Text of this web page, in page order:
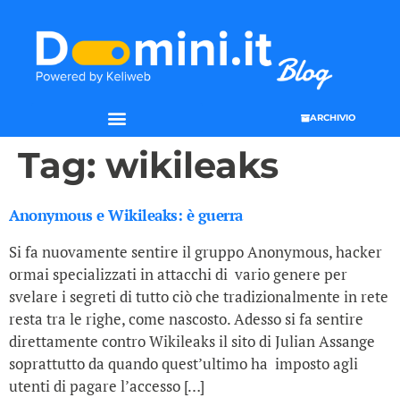
ARCHIVIO
Tag: wikileaks
Anonymous e Wikileaks: è guerra
Si fa nuovamente sentire il gruppo Anonymous, hacker
ormai specializzati in attacchi di vario genere per
svelare i segreti di tutto ciò che tradizionalmente in rete
resta tra le righe, come nascosto. Adesso si fa sentire
direttamente contro Wikileaks il sito di Julian Assange
soprattutto da quando quest’ultimo ha imposto agli
utenti di pagare l’accesso […]